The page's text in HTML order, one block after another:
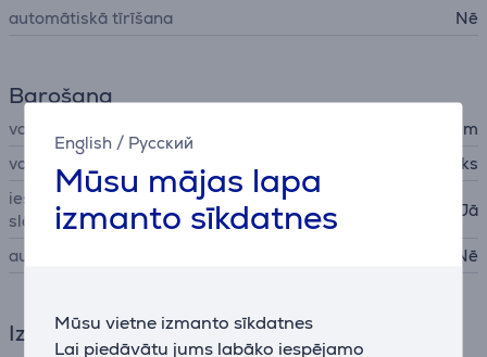
English / Русский
Mūsu mājas lapa
izmanto sīkdatnes
Mūsu vietne izmanto sīkdatnes
Lai piedāvātu jums labāko iespējamo
automātiskā tīrīšana Nē
Barošana
vada garums
2,8 m
vada veids
klasisks
ieslēgšanas/izslēgšanas
slēdzis
Jā
automātiskā izslēgšanās Nē
Izmēri